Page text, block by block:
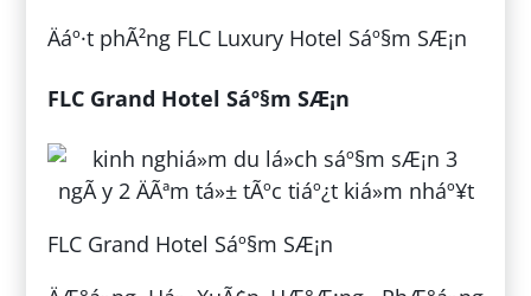
Äáº·t phÃ²ng FLC Luxury Hotel Sáº§m SÆ¡n
FLC Grand Hotel Sáº§m SÆ¡n
FLC Grand Hotel Sáº§m SÆ¡n